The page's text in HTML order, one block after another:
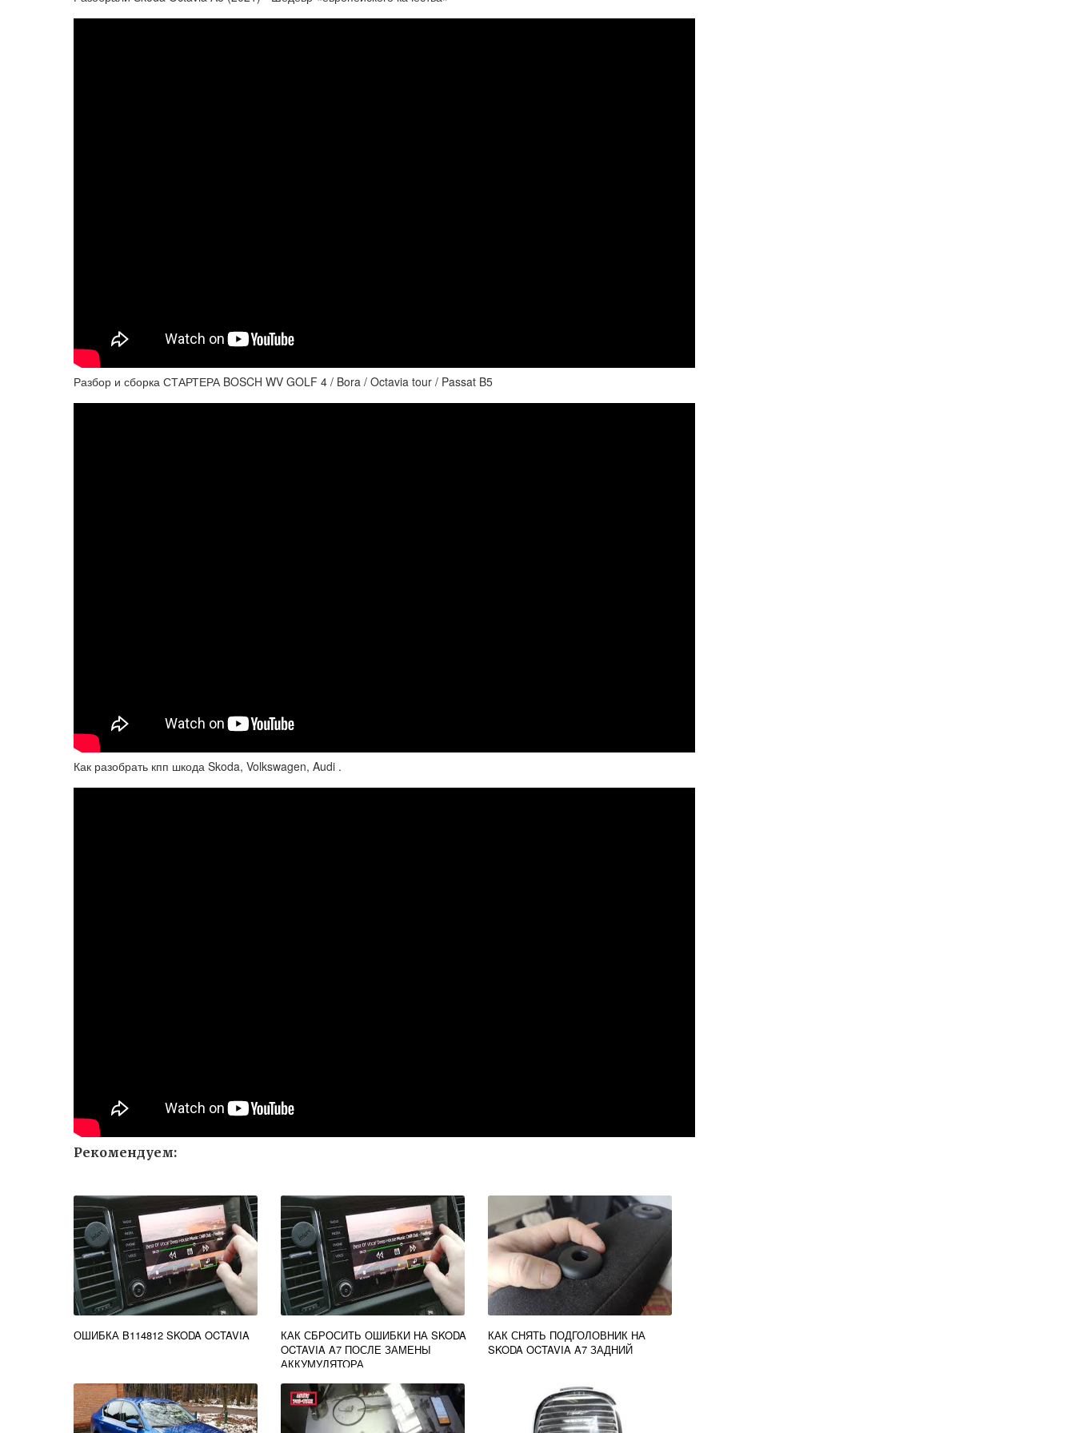
Разбор и сборка СТАРТЕРА BOSCH WV GOLF 4 / Bora / Octavia tour / Passat B5
Как разобрать кпп шкода Skoda, Volkswagen, Audi .
Рекомендуем:
ОШИБКА B114812 SKODA OCTAVIA
КАК СБРОСИТЬ ОШИБКИ НА SKODA
OCTAVIA A7 ПОСЛЕ ЗАМЕНЫ
АККУМУЛЯТОРА
КАК СНЯТЬ ПОДГОЛОВНИК НА
SKODA OCTAVIA A7 ЗАДНИЙ